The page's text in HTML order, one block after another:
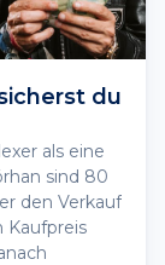
du
als eine
sind 80
den Verkauf
Kaufpreis